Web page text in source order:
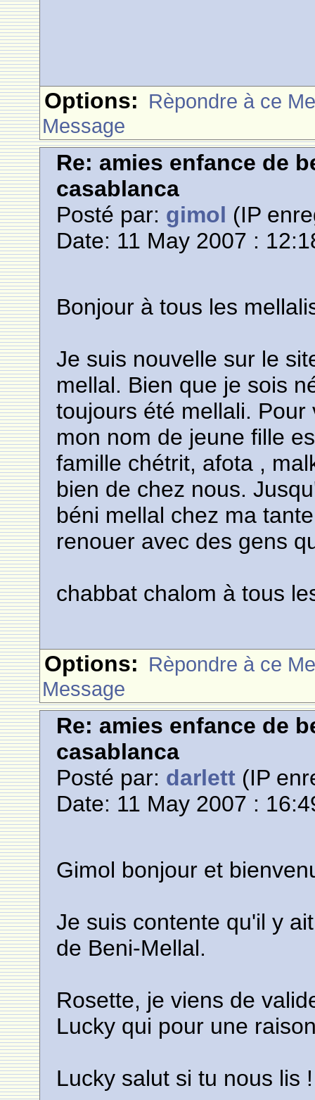
Options: Rèpondre à ce
Message
Re: amies enfance de
casablanca
Posté par: gimol (IP
Date: 11 May 2007 :
Bonjour à tous les
Je suis nouvelle sur le
mellal. Bien que je sois
toujours été mellali.
mon nom de jeune fille
famille chétrit, afota ,
bien de chez nous.
béni mellal chez ma
renouer avec des gens
chabbat chalom à tous
Options: Rèpondre à ce
Message
Re: amies enfance de
casablanca
Posté par: darlett (IP
Date: 11 May 2007 :
Gimol bonjour et
Je suis contente qu'il y
de Beni-Mellal.
Rosette, je viens de
Lucky qui pour une
Lucky salut si tu nous lis !